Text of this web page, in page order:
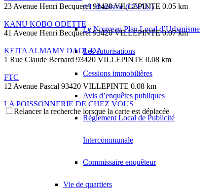
d’Urbanisme (GNAU)
Le Nouveau Plan Local d’Urbanisme
Les autorisations
Cessions immobilières
Avis d’enquêtes publiques
Règlement Local de Publicité
Intercommunale
Commissaire enquêteur
Vie de quartiers
23 Avenue Henri Becquerel 93420 VILLEPINTE 0.05 km
KANU KOBO ODETTE
41 Avenue Henri Becquerel 93420 VILLEPINTE 0.07 km
KEITA ALMAMY DAOUDA
1 Rue Claude Bernard 93420 VILLEPINTE 0.08 km
FTC
12 Avenue Pascal 93420 VILLEPINTE 0.08 km
LA POISSONNERIE DE CHEZ VOUS
48 Rue de la Remise A Grouan 93420 VILLEPINTE 0.1 km
12 Avenue des Fauvettes 93420 VILLEPINTE
5 Rue Leonard de Vinci 93420 VILLEPINTE 0.11 km
FRANCOIS-LOUISON WILFRIED
Relancer la recherche lorsque la carte est déplacée